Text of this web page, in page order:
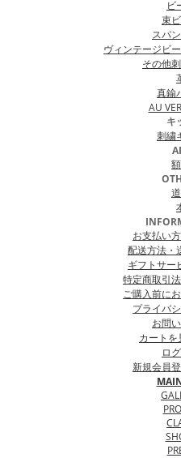
ビ
束
スパ
ヴィンテージビ
その他
真鍮
AU
キ
刺繍
お支払い
配送方法・
ギフトサー
特定商取引
ご購入前に
プライバ
お問
カートを
ロ
新規会員